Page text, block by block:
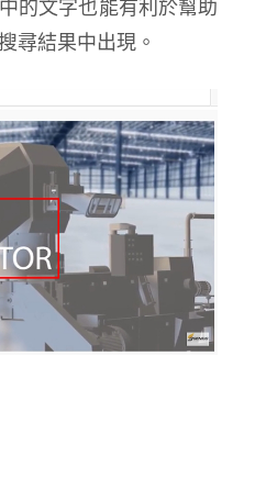
的文字也能有利於幫助
尋結果中出現。